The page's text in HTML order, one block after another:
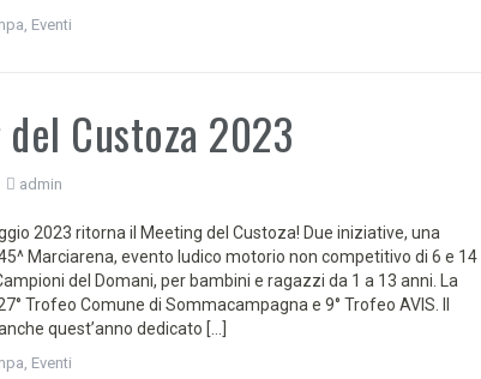
Eventi
Custoza 2023
admin
2023 ritorna il Meeting del Custoza! Due iniziative, una
Marciarena, evento ludico motorio non competitivo di 6 e 14
del Domani, per bambini e ragazzi da 1 a 13 anni. La
Trofeo Comune di Sommacampagna e 9° Trofeo AVIS. Il
quest’anno dedicato […]
Eventi